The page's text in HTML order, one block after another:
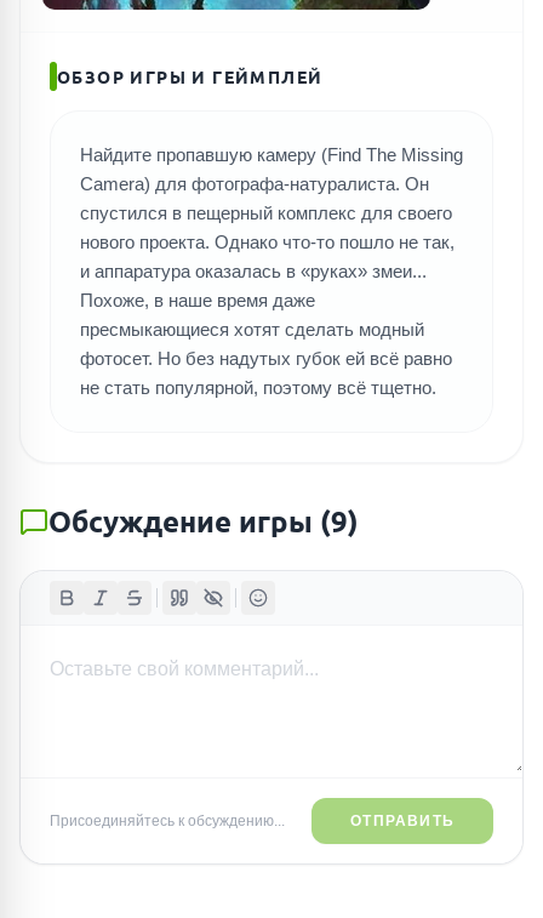
ОБЗОР ИГРЫ И ГЕЙМПЛЕЙ
Найдите пропавшую камеру (Find The Missing
Camera) для фотографа-натуралиста. Он
спустился в пещерный комплекс для своего
нового проекта. Однако что-то пошло не так,
и аппаратура оказалась в «руках» змеи...
Похоже, в наше время даже
пресмыкающиеся хотят сделать модный
фотосет. Но без надутых губок ей всё равно
не стать популярной, поэтому всё тщетно.
Обсуждение игры (9)
Присоединяйтесь к обсуждению... ОТПРАВИТЬ